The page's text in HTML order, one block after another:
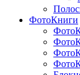
ФотоКниги